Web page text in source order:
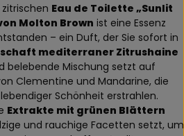
Eau de Toilette „Sunlit
Molton Brown ist eine Essenz
– ein Duft, der Sie sofort in
mediterraner Zitrushaine
belebende Mischung setzt auf
Clementine und Mandarine, die
Schönheit erstrahlen.
Extrakte mit grünen Blättern
und rauchige Facetten setzt, um